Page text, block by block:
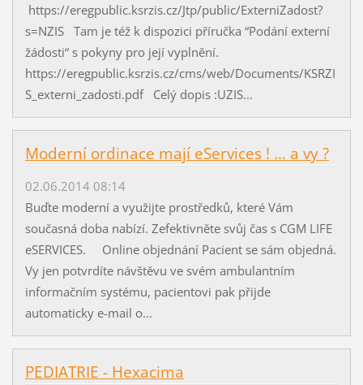
https://eregpublic.ksrzis.cz/Jtp/public/ExterniZadost?
s=NZIS Tam je též k dispozici příručka “Podání externí
žádosti“ s pokyny pro její vyplnění.
https://eregpublic.ksrzis.cz/cms/web/Documents/KSRZI
S_externi_zadosti.pdf Celý dopis :UZIS...
Moderní ordinace mají eServices ! ... a vy ?
02.06.2014 08:14
Buďte moderní a využijte prostředků, které Vám
současná doba nabízí. Zefektivněte svůj čas s CGM LIFE
eSERVICES. Online objednání Pacient se sám objedná.
Vy jen potvrdíte návštěvu ve svém ambulantním
informačním systému, pacientovi pak přijde
automaticky e-mail o...
PEDIATRIE - Hexacima